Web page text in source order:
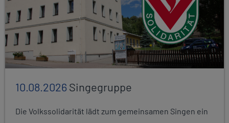
10.08.2026Singegruppe
Die Volkssolidarität lädt zum gemeinsamen Singen ein